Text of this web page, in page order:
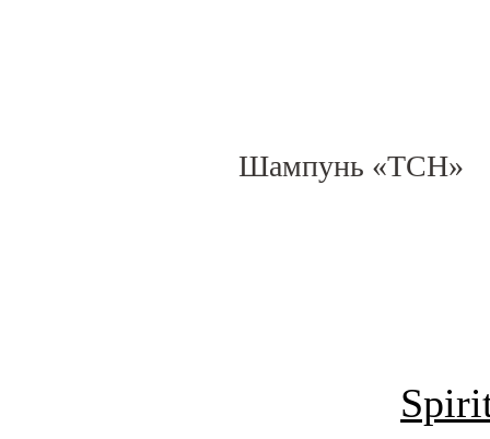
Шампунь «ТСН»